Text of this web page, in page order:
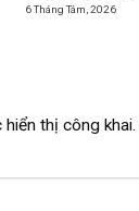
6 Tháng Tám, 2026
thị công khai.